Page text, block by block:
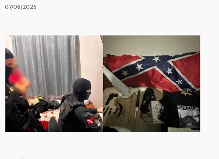
07/08/2026